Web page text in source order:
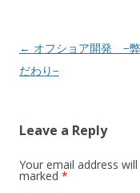
Post navigation
← オフショア開発 −
だわり−
Leave a Reply
Your email address
marked *